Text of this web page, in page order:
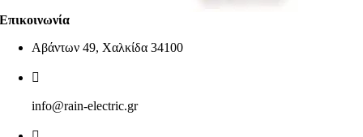
Επικοινωνία
Αβάντων 49, Χαλκίδα 34100
info@rain-electric.gr